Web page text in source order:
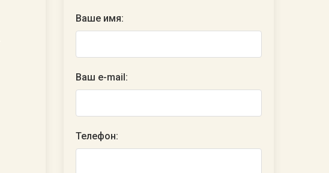
Ваше имя:
Ваш e-mail:
Телефон: